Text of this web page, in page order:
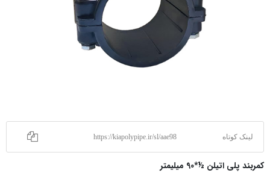
لینک کوتاه https://kiapolypipe.ir/sl/aae98
کمربند پلی اتیلن ½*90 میلیمتر